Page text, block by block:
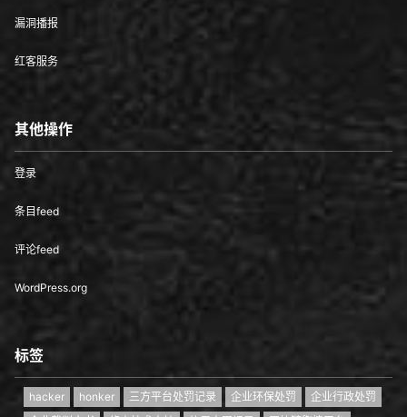
漏洞播报
红客服务
其他操作
登录
条目feed
评论feed
WordPress.org
标签
hacker honker 三方平台处罚记录 企业环保处罚
企业行政处罚